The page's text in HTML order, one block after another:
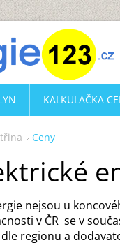
Ceny
nejsou u
v ČR se v
dle regionu a
KALKULAČKA